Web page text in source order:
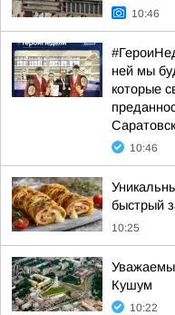
10:46
ней мы
которые
10:46
быстрый
10:25
Кушум
10:22